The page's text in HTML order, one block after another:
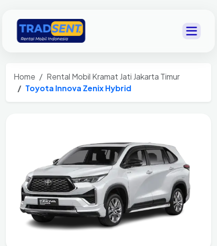
Home
Rental Mobil Kramat Jati Jakarta Timur
Toyota Innova Zenix Hybrid